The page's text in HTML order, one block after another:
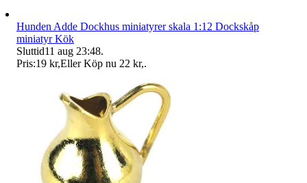
Hunden Adde Dockhus miniatyrer skala 1:12 Dockskåp
miniatyr Kök
Sluttid11 aug 23:48.
Pris:19 kr,Eller Köp nu 22 kr,.